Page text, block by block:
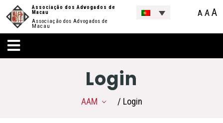
Associação dos Advogados de
Macau
Associação dos Advogados de
Macau
A AA
Login
AAM / Login